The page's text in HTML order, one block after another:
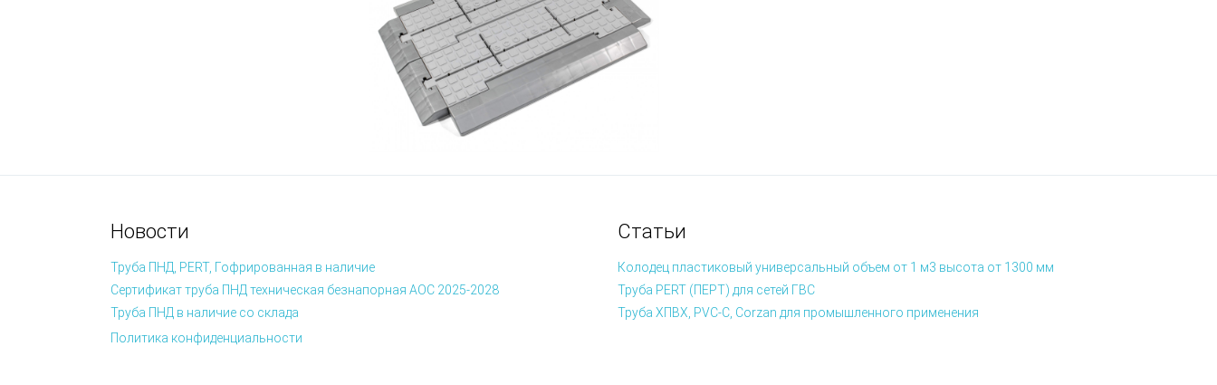
Новости
Труба ПНД, PERT, Гофрированная в наличие
Сертификат труба ПНД техническая безнапорная АОС 2025-2028
Труба ПНД в наличие со склада
Статьи
Колодец пластиковый универсальный объем от 1 м3 высота от 1300 мм
Труба PERT (ПЕРТ) для сетей ГВС
Труба ХПВХ, PVC-C, Corzan для промышленного применения
Политика конфиденциальности